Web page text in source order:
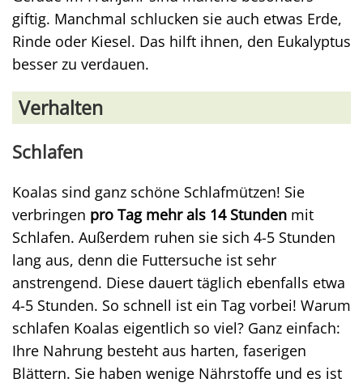
giftig. Manchmal schlucken sie auch etwas Erde,
Rinde oder Kiesel. Das hilft ihnen, den Eukalyptus
besser zu verdauen.
Verhalten
Schlafen
Koalas sind ganz schöne Schlafmützen! Sie
verbringen pro Tag mehr als 14 Stunden mit
Schlafen. Außerdem ruhen sie sich 4-5 Stunden
lang aus, denn die Futtersuche ist sehr
anstrengend. Diese dauert täglich ebenfalls etwa
4-5 Stunden. So schnell ist ein Tag vorbei! Warum
schlafen Koalas eigentlich so viel? Ganz einfach:
Ihre Nahrung besteht aus harten, faserigen
Blättern. Sie haben wenige Nährstoffe und es ist